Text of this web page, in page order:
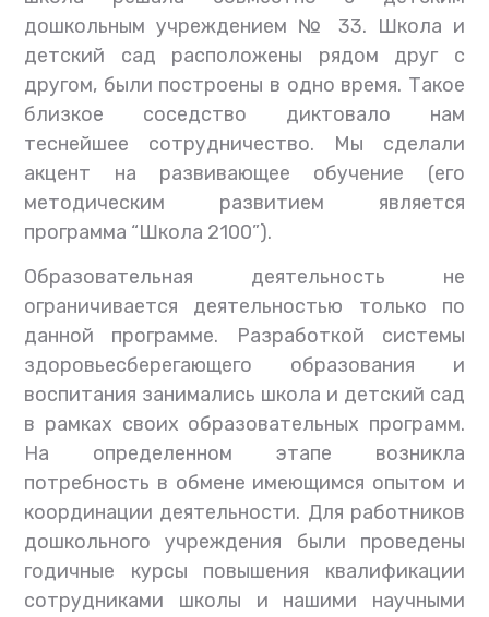
дошкольным учреждением № 33. Школа и
детский сад расположены рядом друг с
другом, были построены в одно время. Такое
близкое соседство диктовало нам
теснейшее сотрудничество. Мы сделали
акцент на развивающее обучение (его
методическим развитием является
программа “Школа 2100”).
Образовательная деятельность не
ограничивается деятельностью только по
данной программе. Разработкой системы
здоровьесберегающего образования и
воспитания занимались школа и детский сад
в рамках своих образовательных программ.
На определенном этапе возникла
потребность в обмене имеющимся опытом и
координации деятельности. Для работников
дошкольного учреждения были проведены
годичные курсы повышения квалификации
сотрудниками школы и нашими научными